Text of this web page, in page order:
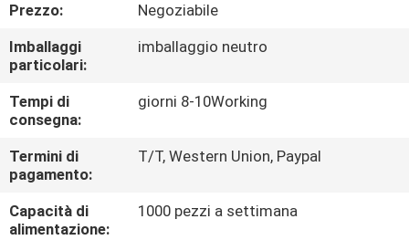
CONTATTICI
NOTIZIE
RICHIEDA
UNA
CITAZIONE
Prezzo:
Negoziabile
Imballaggi
particolari:
imballaggio neutro
Tempi di
consegna:
giorni 8-10Working
Termini di
pagamento:
T/T, Western Union, Paypal
Capacità di
alimentazione:
1000 pezzi a settimana